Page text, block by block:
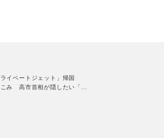
イベートジェット」帰国
こみ 高市首相が隠したい「...